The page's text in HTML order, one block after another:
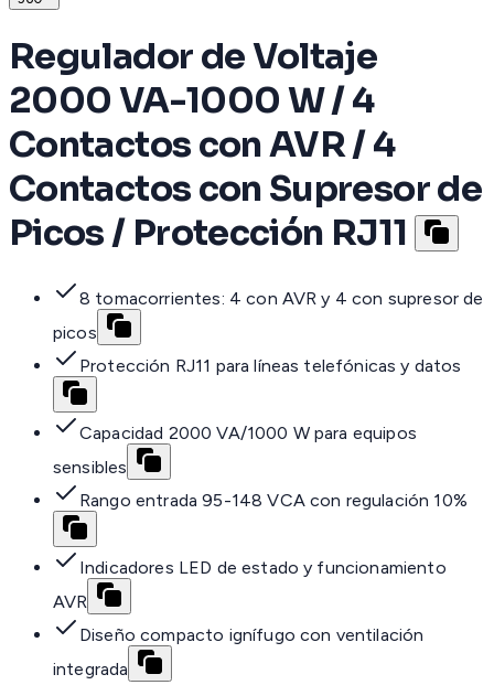
Regulador de Voltaje
2000 VA-1000 W / 4
Contactos con AVR / 4
Contactos con Supresor de
Picos / Protección RJ11
8 tomacorrientes: 4 con AVR y 4 con supresor de
picos
Protección RJ11 para líneas telefónicas y datos
Capacidad 2000 VA/1000 W para equipos
sensibles
Rango entrada 95-148 VCA con regulación 10%
Indicadores LED de estado y funcionamiento
AVR
Diseño compacto ignífugo con ventilación
integrada